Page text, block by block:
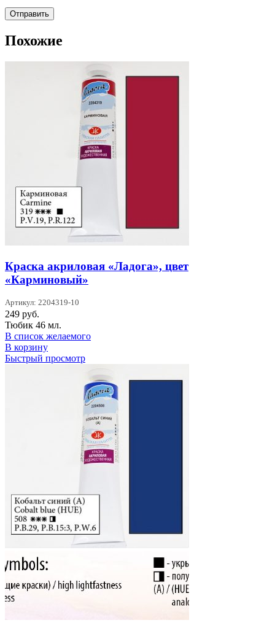
Похожие
Краска акриловая «Ладога», цвет
«Карминовый»
Артикул: 2204319-10
249 руб.
Тюбик 46 мл.
В список желаемого
В корзину
Быстрый просмотр